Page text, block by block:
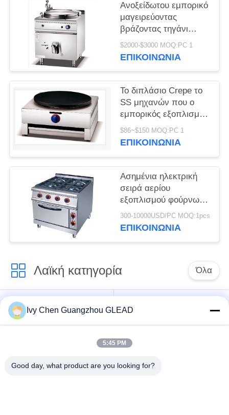
PRIVACY
POLICY
Ανοξείδωτου εμπορικό
μαγειρεύοντας
βράζοντας τηγάνι
κατσαρολών σούπας
αερίου εξοπλισμού
$2000-$3000 MOQ:PC 1
ΕΠΙΚΟΙΝΩΝΊΑ
Το διπλάσιο Crepe το
SS μηχανών που ο
εμπορικός εξοπλισμός
τομέα εστιάσεως
ηλεκτρικός Crepe ο
$86~$150 MOQ:PC 1
ΕΠΙΚΟΙΝΩΝΊΑ
Ασημένια ηλεκτρική
σειρά αερίου
εξοπλισμού φούρνων
εμπορική
μαγειρεύοντας με 4
300-10000USD/PC MOQ:1pcs
ΕΠΙΚΟΙΝΩΝΊΑ
Λαϊκή κατηγορία Όλα
Εμπορικός
μαγειρεύοντας
εξοπλισμός
Μαγειρεύοντας
εξοπλισμός κουζινών
εξοπλισμός
επεξεργασίας
Ivy Chen Guangzhou GLEAD
5:45 PM
Good day, what product are you looking for?